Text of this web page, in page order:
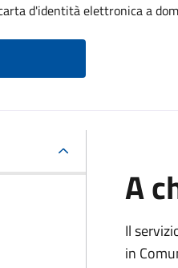
d'identità elettronica a
A
Il
in